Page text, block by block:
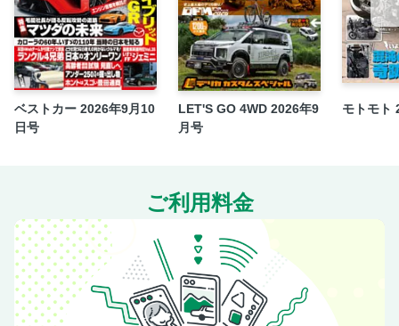
連載：渡辺敏史の「熟れウマ、この一台」
連載：中三川大地の「仕事師の素顔」
連載：清水和夫の「ポルシェの哲学」
〇BBS
エフイー・トレード
木下隆之のニュルパラサイト
BS
TOYO
ダンロップ
ベストカー 2026年9月10
日号
LET'S GO 4WD 2026年9
月号
モトモト
ご利用料金